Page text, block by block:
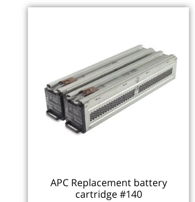
APC Replacement battery
cartridge #140